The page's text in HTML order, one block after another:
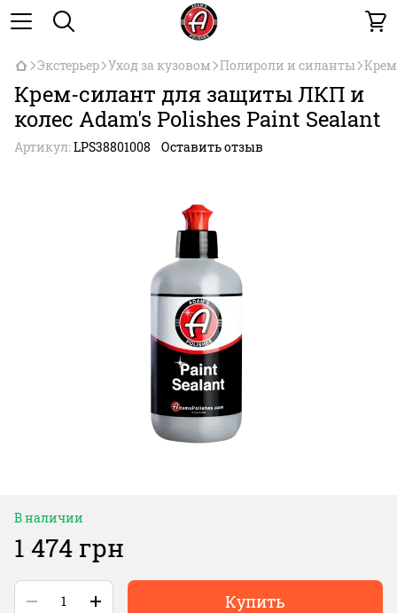
Экстерьер Уход за кузовом Полироли и силанты
Крем-силант для защиты ЛКП и
колес Adam's Polishes Paint Sealant
Артикул:LPS388­01­008 Оставить отзыв
В наличии
1 474 грн
Купить